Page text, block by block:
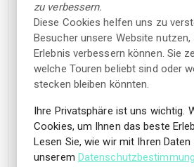
Brettspiele zum
Ausleihen
Mehrere
Servicebereiche
BBQ zum Ausleihen
verfügbar
Schwimmbereich in
Gehweite
In
zu verbessern.
Diese Cookies helfen uns zu
Besucher unsere Website
Erlebnis verbessern können. Sie
welche Touren beliebt sind oder
stecken bleiben könnten.
Ihre Privatsphäre ist uns wichtig.
Cookies, um Ihnen das beste
Lesen Sie, wie wir mit Ihren Daten
unserem